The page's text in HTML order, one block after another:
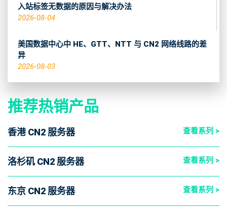
入站标签无数据的原因与解决办法
2026-08-04
美国数据中心中 HE、GTT、NTT 与 CN2 网络线路的差
异
2026-08-03
推荐热销产品
香港 CN2 服务器 查看系列 >
洛杉矶 CN2 服务器 查看系列 >
东京 CN2 服务器 查看系列 >